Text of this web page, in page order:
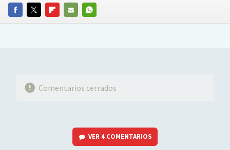
FACEBOOKTWITTERFLIPBOARD
E-
WHATSAPP
Comentarios cerrados
VER 4 COMENTARIOS